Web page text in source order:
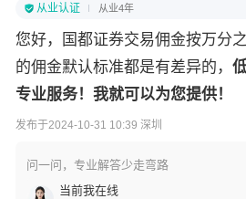
从业认证 从业4年
您好，国都证券交易佣金按万分
的佣金默认标准都是有差异的，
专业服务！我就可以为您提供！
发布于2024-10-31 10:39 深圳
问一问，专业解答少走弯路
当前我在线